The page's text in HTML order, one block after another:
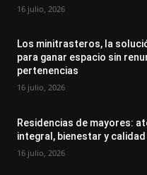
16 julio, 2026
Los minitrasteros, la
para ganar espacio sin
pertenencias
16 julio, 2026
Residencias de mayores:
integral, bienestar y calidad
16 julio, 2026